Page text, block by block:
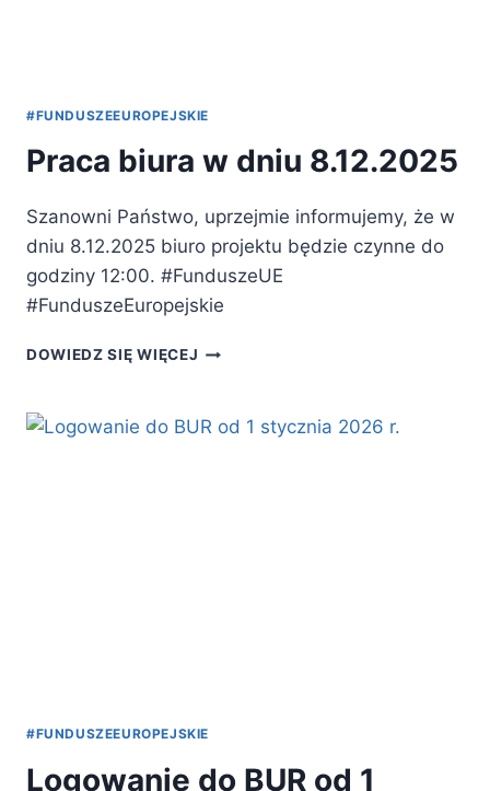
#FUNDUSZEEUROPEJSKIE
Praca biura w dniu 8.12.2025
Szanowni Państwo, uprzejmie informujemy, że w
dniu 8.12.2025 biuro projektu będzie czynne do
godziny 12:00. #FunduszeUE
#FunduszeEuropejskie
DOWIEDZ SIĘ WIĘCEJ PRACA
DNIU
8.12.2025
#FUNDUSZEEUROPEJSKIE
Logowanie do BUR od 1